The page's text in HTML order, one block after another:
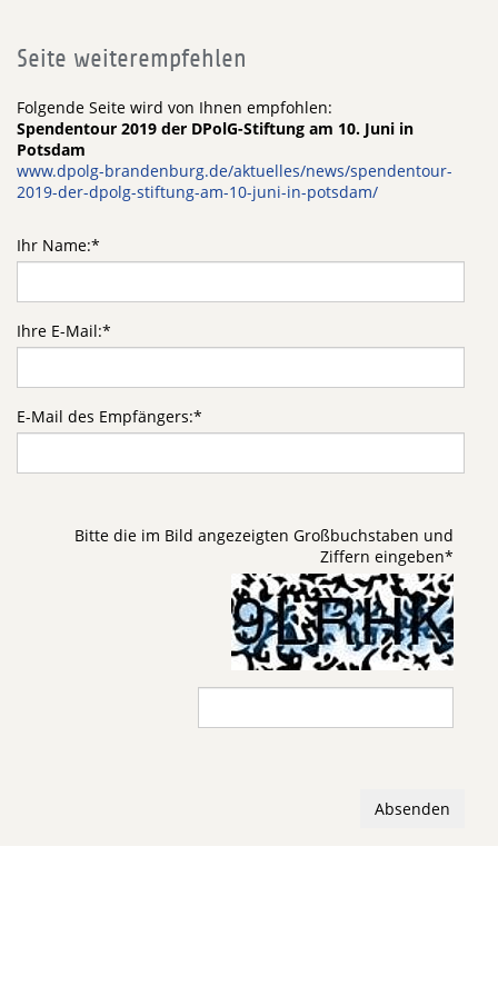
Seite weiterempfehlen
Folgende Seite wird von Ihnen empfohlen:
Spendentour 2019 der DPolG-Stiftung am 10. Juni in
Potsdam
www.dpolg-brandenburg.de/aktuelles/news/spendentour-
2019-der-dpolg-stiftung-am-10-juni-in-potsdam/
Ihr Name:*
Ihre E-Mail:*
E-Mail des Empfängers:*
Bitte die im Bild angezeigten Großbuchstaben und
Ziffern eingeben*
Absenden